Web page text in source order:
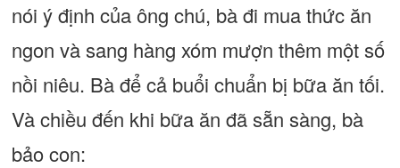
nói ý định của ông chú, bà đi mua thức ăn
ngon và sang hàng xóm mượn thêm một số
nồi niêu. Bà để cả buổi chuẩn bị bữa ăn tối.
Và chiều đến khi bữa ăn đã sẵn sàng, bà
bảo con: